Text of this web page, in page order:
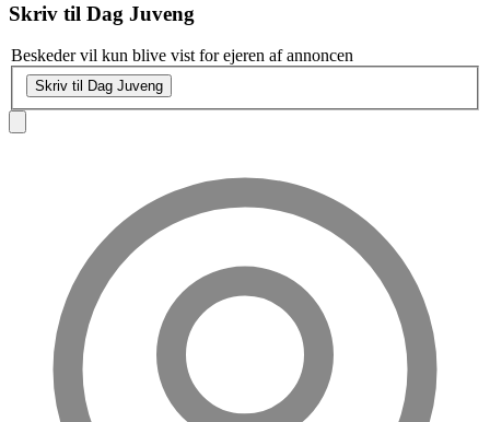
Skriv til Dag Juveng
Beskeder vil kun blive vist for ejeren af annoncen
Skriv til Dag Juveng